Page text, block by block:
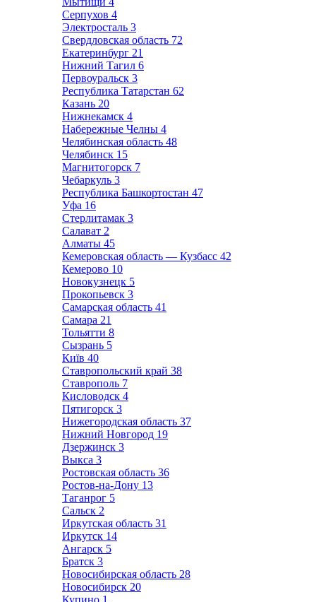
Серпухов 4
Электросталь 3
Свердловская область 72
Екатеринбург 21
Нижний Тагил 6
Первоуральск 3
Республика Татарстан 62
Казань 20
Нижнекамск 4
Набережные Челны 4
Челябинская область 48
Челябинск 15
Магнитогорск 7
Чебаркуль 3
Республика Башкортостан 47
Уфа 16
Стерлитамак 3
Салават 2
Алматы 45
Кемеровская область — Кузбасс 42
Кемерово 10
Новокузнецк 5
Прокопьевск 3
Самарская область 41
Самара 21
Тольятти 8
Сызрань 5
Київ 40
Ставропольский край 38
Ставрополь 7
Кисловодск 4
Пятигорск 3
Нижегородская область 37
Нижний Новгород 19
Дзержинск 3
Выкса 3
Ростовская область 36
Ростов-на-Дону 13
Таганрог 5
Сальск 2
Иркутская область 31
Иркутск 14
Ангарск 5
Братск 3
Новосибирская область 28
Новосибирск 20
Купино 1